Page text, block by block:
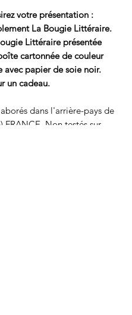
votre présentation :
La Bougie Littéraire.
Littéraire présentée
cartonnée de couleur
avec papier de soie noir.
un cadeau.
dans l'arrière-pays de
FRANCE. Non testés sur